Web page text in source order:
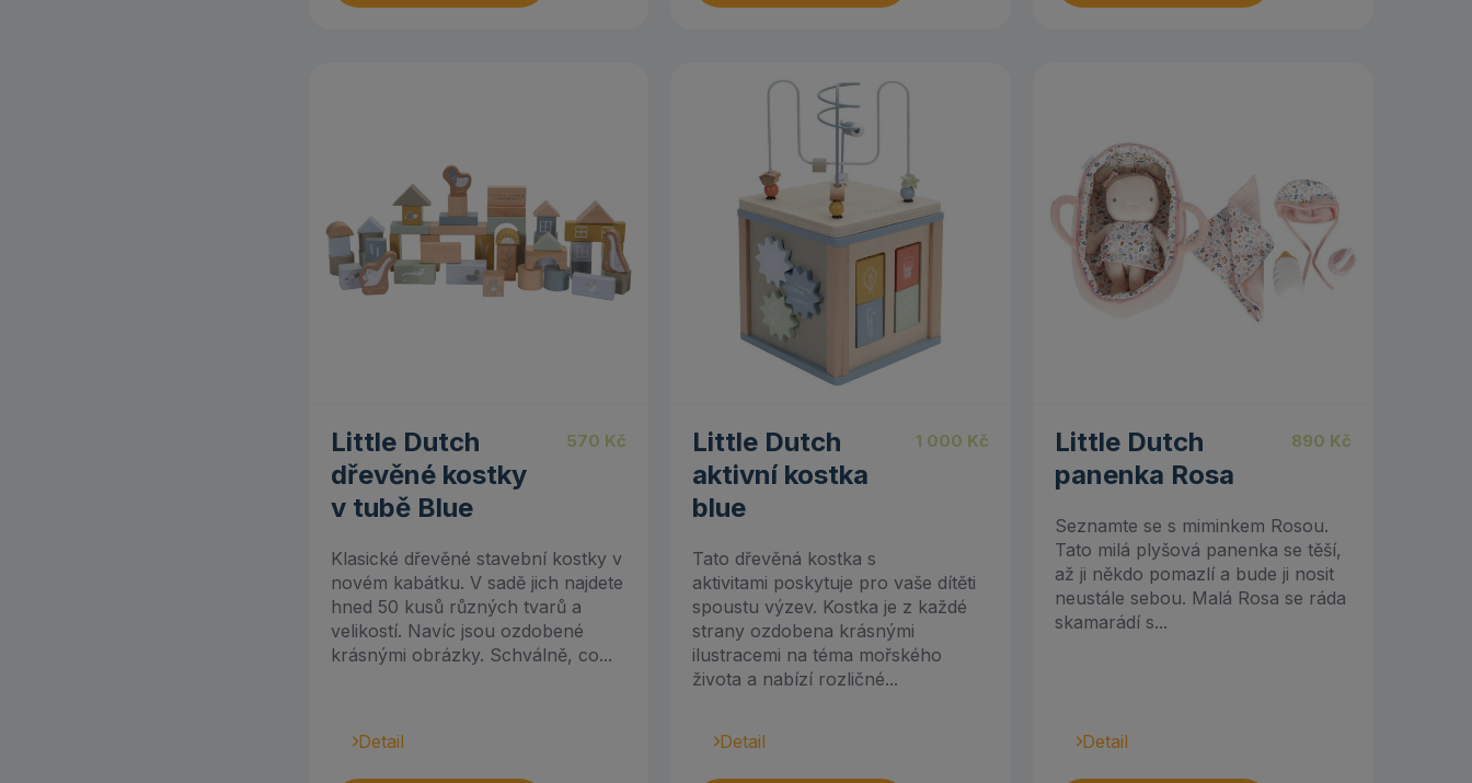
Little Dutch
dřevěné kostky
v tubě Blue
570 Kč
Klasické dřevěné stavební kostky v
novém kabátku. V sadě jich najdete
hned 50 kusů různých tvarů a
velikostí. Navíc jsou ozdobené
krásnými obrázky. Schválně, co...
Detail
Little Dutch
aktivní kostka
blue
1 000 Kč
Tato dřevěná kostka s
aktivitami poskytuje pro vaše dítěti
spoustu výzev. Kostka je z každé
strany ozdobena krásnými
ilustracemi na téma mořského
života a nabízí rozličné...
Detail
Little Dutch
panenka Rosa
890 Kč
Seznamte se s miminkem Rosou.
Tato milá plyšová panenka se těší,
až ji někdo pomazlí a bude ji nosit
neustále sebou. Malá Rosa se ráda
skamarádí s...
Detail